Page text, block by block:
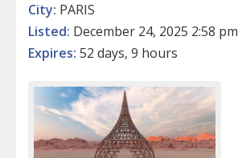
City: PARIS
Listed: December 24, 2025 2:58 pm
Expires: 52 days, 9 hours